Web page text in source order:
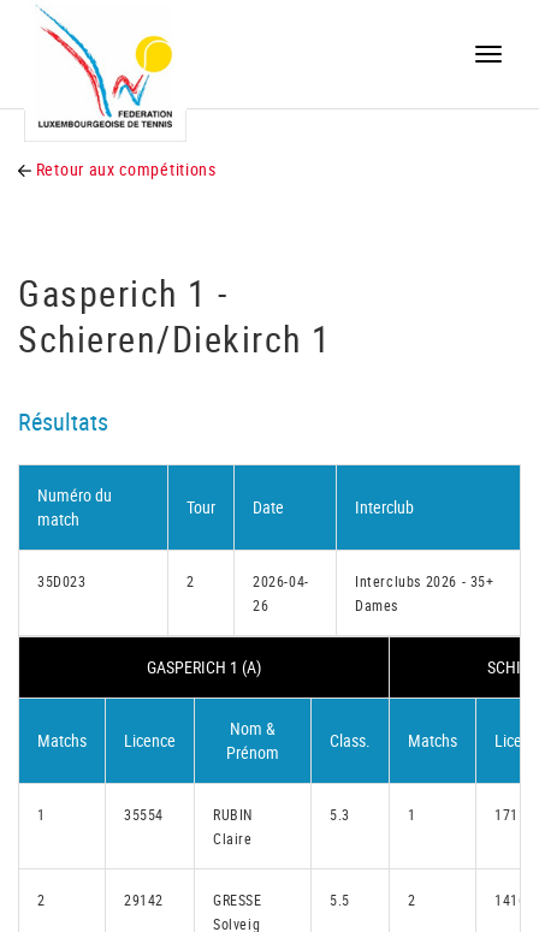
Toggle
Retour aux compétitions
Gasperich 1 -
Schieren/Diekirch 1
Résultats
Numéro du
match
Tour Date Interclub
35D023 2
2026-04-
26
Interclubs 2026 - 35+
Dames
GASPERICH 1 (A)
Matchs Licence
Nom &
Prénom
Class. Matchs
1 35554
RUBIN
Claire
5.3 1 17113
2 29142
GRESSE
Solveig
5.5 2 14166